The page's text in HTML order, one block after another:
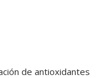
de antioxidantes